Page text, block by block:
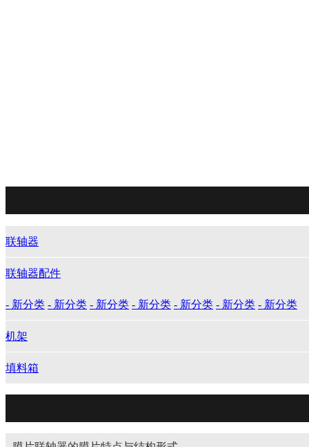
联轴器
联轴器配件
- 新分类 - 新分类 - 新分类 - 新分类 - 新分类 - 新分类 - 新分类
机架
填料箱